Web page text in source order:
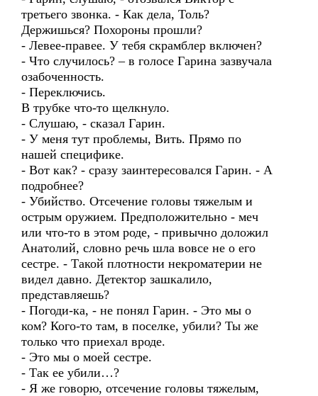
третьего звонка. - Как дела, Толь?
Держишься? Похороны прошли?
- Левее-правее. У тебя скрамблер включен?
- Что случилось? – в голосе Гарина зазвучала
озабоченность.
- Переключись.
В трубке что-то щелкнуло.
- Слушаю, - сказал Гарин.
- У меня тут проблемы, Вить. Прямо по
нашей специфике.
- Вот как? - сразу заинтересовался Гарин. - А
подробнее?
- Убийство. Отсечение головы тяжелым и
острым оружием. Предположительно - меч
или что-то в этом роде, - привычно доложил
Анатолий, словно речь шла вовсе не о его
сестре. - Такой плотности некроматерии не
видел давно. Детектор зашкалило,
представляешь?
- Погоди-ка, - не понял Гарин. - Это мы о
ком? Кого-то там, в поселке, убили? Ты же
только что приехал вроде.
- Это мы о моей сестре.
- Так ее убили…?
- Я же говорю, отсечение головы тяжелым,